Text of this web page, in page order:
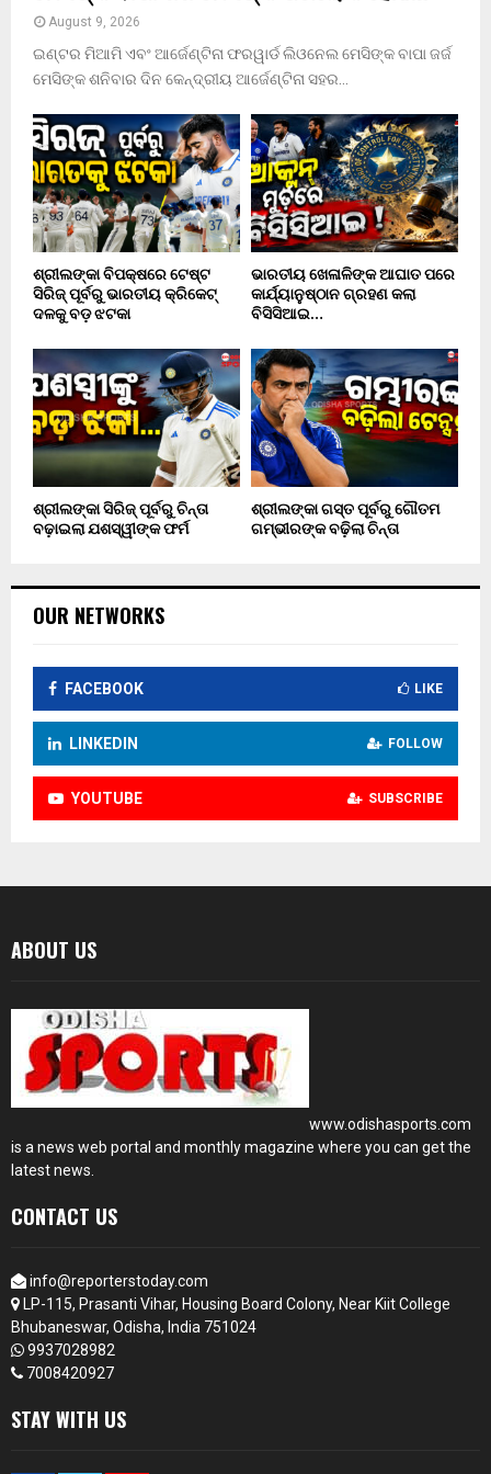
August 9, 2026
ଇଣ୍ଟର ମିଆମି ଏବଂ ଆର୍ଜେଣ୍ଟିନା ଫରୱାର୍ଡ ଲିଓନେଲ ମେସିଙ୍କ ବାପା ଜର୍ଜ
ମେସିଙ୍କ ଶନିବାର ଦିନ କେନ୍ଦ୍ରୀୟ ଆର୍ଜେଣ୍ଟିନା ସହର...
ଶ୍ରୀଲଙ୍କା ବିପକ୍ଷରେ ଟେଷ୍ଟ
ସିରିଜ୍ ପୂର୍ବରୁ ଭାରତୀୟ କ୍ରିକେଟ୍
ଦଳକୁ ବଡ଼ ଝଟକା
ଭାରତୀୟ ଖେଳାଳିଙ୍କ ଆଘାତ ପରେ
କାର୍ଯ୍ୟାନୁଷ୍ଠାନ ଗ୍ରହଣ କଲା
ବିସିସିଆଇ…
ଶ୍ରୀଲଙ୍କା ସିରିଜ୍ ପୂର୍ବରୁ ଚିନ୍ତା
ବଢ଼ାଇଲା ଯଶସ୍ୱୀଙ୍କ ଫର୍ମ
ଶ୍ରୀଲଙ୍କା ଗସ୍ତ ପୂର୍ବରୁ ଗୌତମ
ଗମ୍ଭୀରଙ୍କ ବଢ଼ିଲା ଚିନ୍ତା
OUR NETWORKS
FACEBOOK LIKE
LINKEDIN FOLLOW
YOUTUBE SUBSCRIBE
ABOUT US
www.odishasports.com
is a news web portal and monthly magazine where you can get the
latest news.
CONTACT US
info@reporterstoday.com
LP-115, Prasanti Vihar, Housing Board Colony, Near Kiit College
Bhubaneswar, Odisha, India 751024
9937028982
7008420927
STAY WITH US